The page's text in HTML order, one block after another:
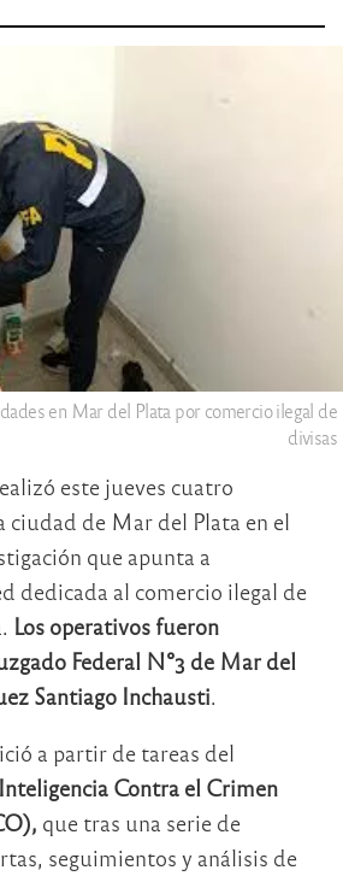
en Mar del Plata por comercio ilegal de
divisas
este jueves cuatro
ciudad de Mar del Plata en el
que apunta a
dedicada al comercio ilegal de
Los operativos fueron
Federal N°3 de Mar del
Santiago Inchausti.
a partir de tareas del
Contra el Crimen
que tras una serie de
seguimientos y análisis de